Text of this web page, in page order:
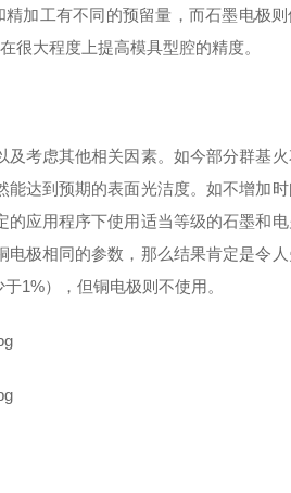
加工有不同的预留量，而石墨电极
很大程度上提高模具型腔的精度。
考虑其他相关因素。如今部分群基
达到预期的表面光洁度。如不增加
应用程序下使用适当等级的石墨和
极相同的参数，那么结果肯定是令人
1%），但铜电极则不使用。